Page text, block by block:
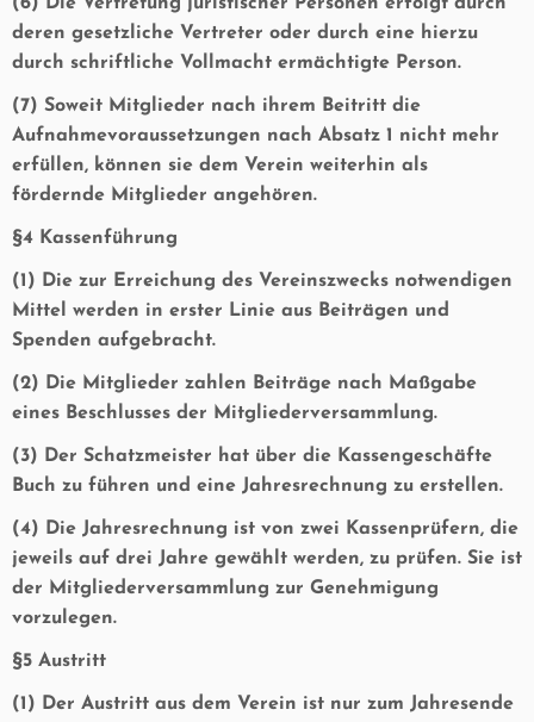
deren gesetzliche Vertreter oder durch eine hierzu
durch schriftliche Vollmacht ermächtigte Person.
(7) Soweit Mitglieder nach ihrem Beitritt die
Aufnahmevoraussetzungen nach Absatz 1 nicht mehr
erfüllen, können sie dem Verein weiterhin als
fördernde Mitglieder angehören.
§4 Kassenführung
(1) Die zur Erreichung des Vereinszwecks notwendigen
Mittel werden in erster Linie aus Beiträgen und
Spenden aufgebracht.
(2) Die Mitglieder zahlen Beiträge nach Maßgabe
eines Beschlusses der Mitgliederversammlung.
(3) Der Schatzmeister hat über die Kassengeschäfte
Buch zu führen und eine Jahresrechnung zu erstellen.
(4) Die Jahresrechnung ist von zwei Kassenprüfern, die
jeweils auf drei Jahre gewählt werden, zu prüfen. Sie ist
der Mitgliederversammlung zur Genehmigung
vorzulegen.
§5 Austritt
(1) Der Austritt aus dem Verein ist nur zum Jahresende